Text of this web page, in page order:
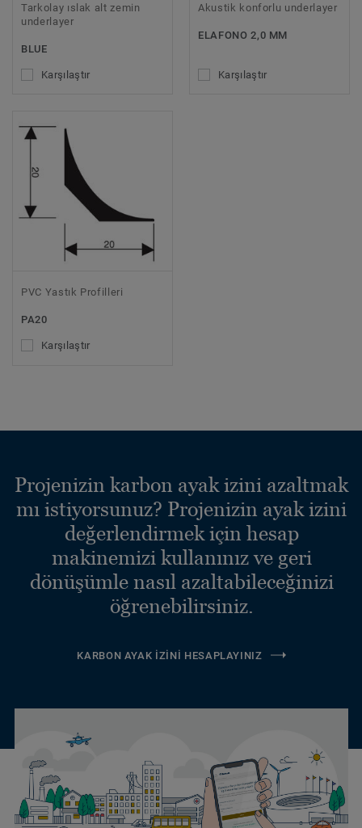
Tarkolay ıslak alt zemin
underlayer
BLUE
Karşılaştır
Akustik konforlu underlayer
ELAFONO 2,0 MM
Karşılaştır
PVC Yastık Profilleri
PA20
Karşılaştır
Projenizin karbon ayak izini azaltmak
mı istiyorsunuz? Projenizin ayak izini
değerlendirmek için hesap
makinemizi kullanınız ve geri
dönüşümle nasıl azaltabileceğinizi
öğrenebilirsiniz.
KARBON AYAK İZINI HESAPLAYINIZ